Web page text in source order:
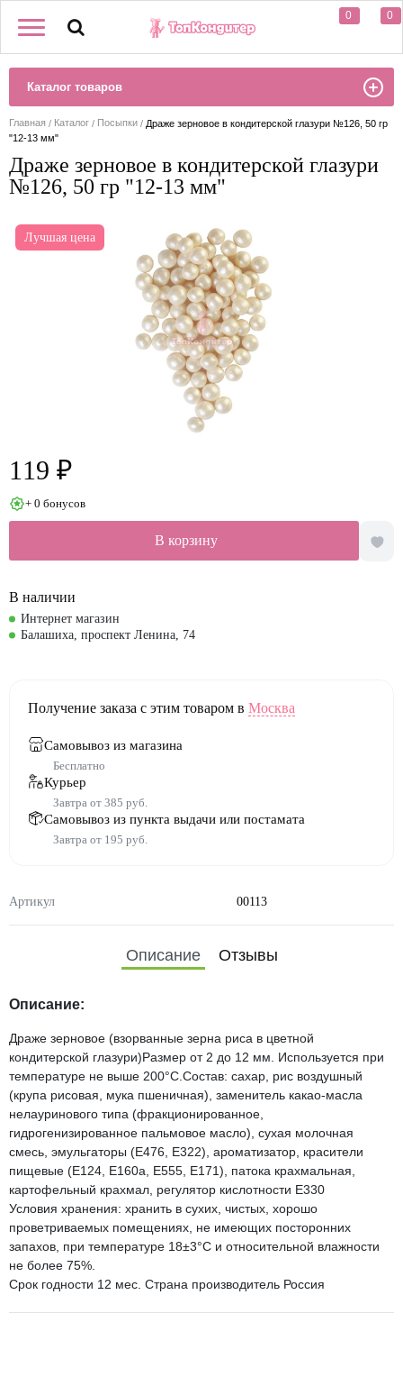
0 0
Каталог товаров
Главная Каталог Посыпки
Драже зерновое в кондитерской глазури №126, 50 гр
"12-13 мм"
Драже зерновое в кондитерской глазури
№126, 50 гр "12-13 мм"
Лучшая цена
Артикул 00113
119 ₽
+ 0 бонусов
В корзину
В наличии
Интернет магазин
Балашиха, проспект Ленина, 74
Получение заказа с этим товаром в Москва
Самовывоз из магазина
Бесплатно
Курьер
Завтра от 385 руб.
Самовывоз из пункта выдачи или постамата
Завтра от 195 руб.
Описание Отзывы
Описание:
Драже зерновое (взорванные зерна риса в цветной
кондитерской глазури)Размер от 2 до 12 мм. Используется при
температуре не выше 200°C.Состав: сахар, рис воздушный
(крупа рисовая, мука пшеничная), заменитель какао-масла
нелауринового типа (фракционированное,
гидрогенизированное пальмовое масло), сухая молочная
смесь, эмульгаторы (Е476, Е322), ароматизатор, красители
пищевые (Е124, Е160а, Е555, Е171), патока крахмальная,
картофельный крахмал, регулятор кислотности Е330
Условия хранения: хранить в сухих, чистых, хорошо
проветриваемых помещениях, не имеющих посторонних
запахов, при температуре 18±3°C и относительной влажности
не более 75%.
Срок годности 12 мес. Страна производитель Россия